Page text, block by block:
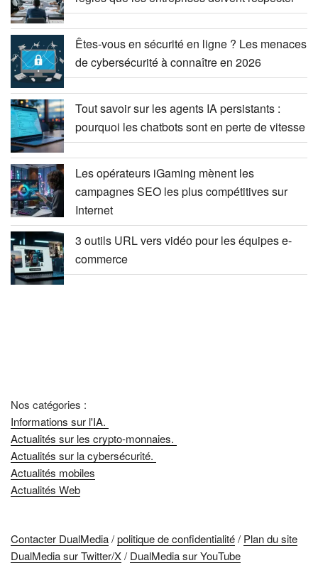
Êtes-vous en sécurité en ligne ? Les menaces
de cybersécurité à connaître en 2026
Tout savoir sur les agents IA persistants :
pourquoi les chatbots sont en perte de vitesse
Les opérateurs iGaming mènent les
campagnes SEO les plus compétitives sur
Internet
3 outils URL vers vidéo pour les équipes e-
commerce
Nos catégories :
Informations sur l'IA.
Actualités sur les crypto-monnaies.
Actualités sur la cybersécurité.
Actualités mobiles
Actualités Web
Contacter DualMedia/politique de confidentialité/ Plan du site
DualMedia sur Twitter/X/ DualMedia sur YouTube